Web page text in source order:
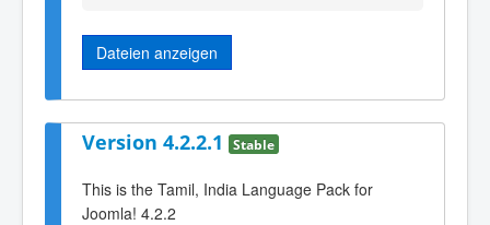
Dateien anzeigen
Version 4.2.2.1 Stable
This is the Tamil, India Language Pack for
Joomla! 4.2.2